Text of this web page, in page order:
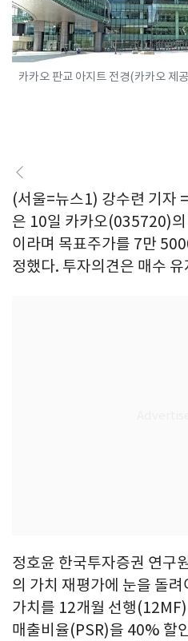
카카오 판교 아지트 전경(카카오
(서울=뉴스1) 강수련 기자
은 10일 카카오(035720)의
이라며 목표주가를 7만
정했다. 투자의견은 매수 유
정호윤 한국투자증권 연구
의 가치 재평가에 눈을 돌
가치를 12개월 선행
매출비율(PSR)을 40% 할